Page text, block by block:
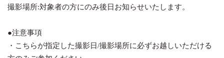
撮影場所:対象者の方にのみ後日お知らせいたします。
●注意事項
・こちらが指定した撮影日/撮影場所に必ずお越しいただける